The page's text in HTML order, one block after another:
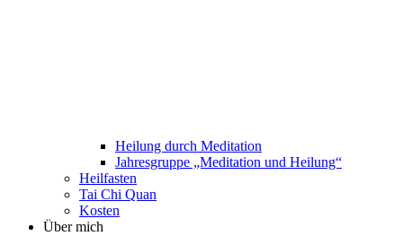
Heilung durch Meditation
Jahresgruppe „Meditation und Heilung“
Heilfasten
Tai Chi Quan
Kosten
Über mich